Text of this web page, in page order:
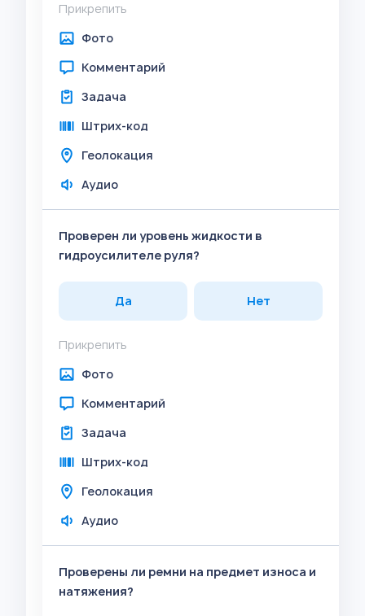
Прикрепить
Фото
Комментарий
Задача
Штрих-код
Геолокация
Аудио
Проверен ли уровень жидкости в
гидроусилителе руля?
Да Нет
Прикрепить
Фото
Комментарий
Задача
Штрих-код
Геолокация
Аудио
Проверены ли ремни на предмет износа и
натяжения?